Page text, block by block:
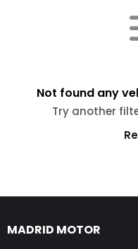
Not found any
Try another
MADRID MOTOR